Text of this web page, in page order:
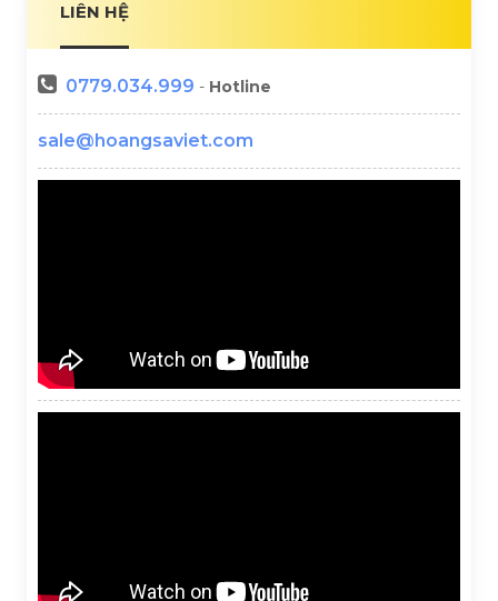
LIÊN HỆ
0779.034.999 - Hotline
sale@hoangsaviet.com